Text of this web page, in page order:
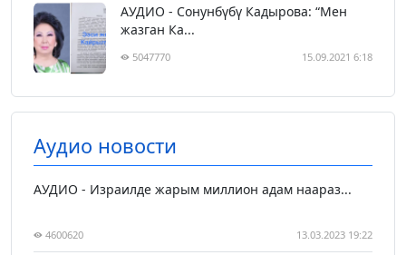
АУДИО - Сонунбүбү Кадырова: “Мен
жазган Ка...
5047770 15.09.2021 6:18
Аудио новости
АУДИО - Израилде жарым миллион адам наараз...
4600620 13.03.2023 19:22